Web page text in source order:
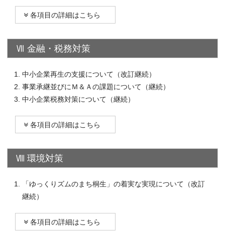
各項目の詳細はこちら
Ⅶ 金融・税務対策
中小企業再生の支援について（改訂継続）
事業承継並びにＭ＆Ａの課題について（継続）
中小企業税務対策について（継続）
各項目の詳細はこちら
Ⅷ 環境対策
「ゆっくりズムのまち桐生」の着実な実現について（改訂
継続）
各項目の詳細はこちら